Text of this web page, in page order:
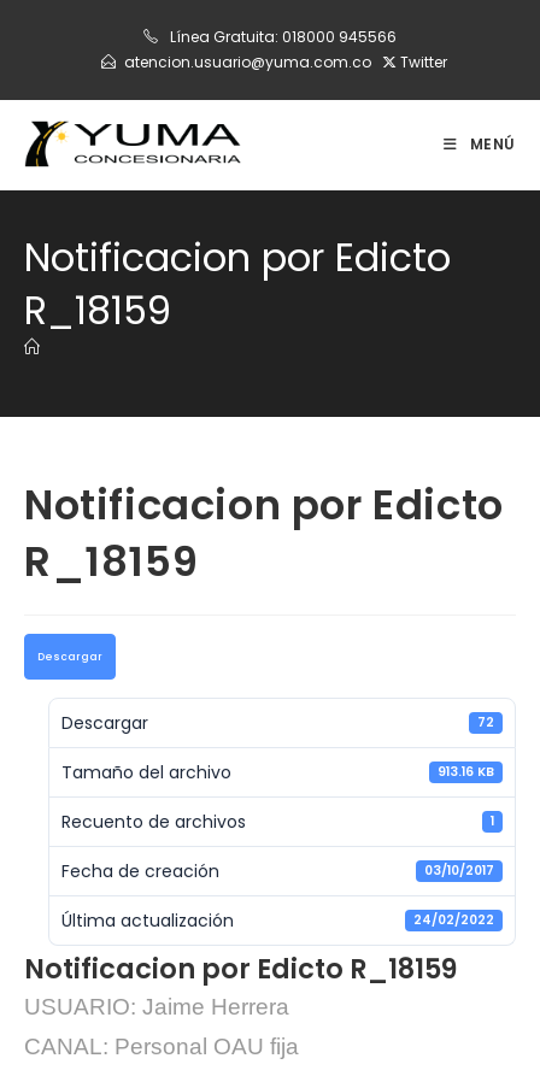
Línea Gratuita: 018000 945566
atencion.usuario@yuma.com.co
Twitter
MENÚ
Notificacion por Edicto
R_18159
Notificacion por Edicto
R_18159
Descargar
Descargar 72
Tamaño del archivo 913.16 KB
Recuento de archivos 1
Fecha de creación 03/10/2017
Última actualización 24/02/2022
Notificacion por Edicto R_18159
USUARIO: Jaime Herrera
CANAL: Personal OAU fija